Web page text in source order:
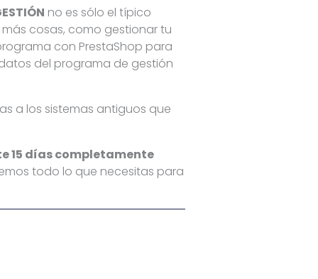
no es sólo el típico
cosas, como gestionar tu
con PrestaShop para
del programa de gestión
a los sistemas antiguos que
15 días completamente
todo lo que necesitas para